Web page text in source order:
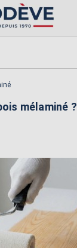
mélaminé ?